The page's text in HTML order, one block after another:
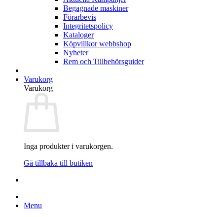
Begagnade maskiner
Förarbevis
Integritetspolicy
Kataloger
Köpvillkor webbshop
Nyheter
Rem och Tillbehörsguider
Varukorg
Varukorg
Inga produkter i varukorgen.
Gå tillbaka till butiken
Menu